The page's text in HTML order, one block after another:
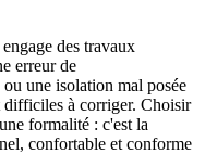
des travaux
erreur de
une isolation mal posée
difficiles à corriger. Choisir
formalité : c'est la
confortable et conforme